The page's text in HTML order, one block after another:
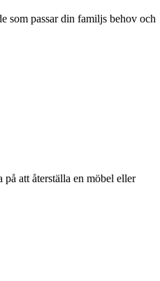
som passar din familjs behov och
att återställa en möbel eller